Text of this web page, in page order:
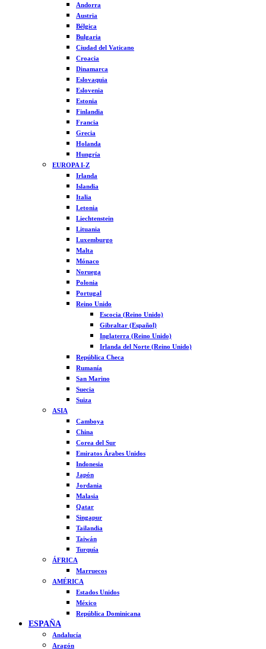
Andorra
Austria
Bélgica
Bulgaria
Ciudad del Vaticano
Croacia
Dinamarca
Eslovaquia
Eslovenia
Estonia
Finlandia
Francia
Grecia
Holanda
Hungría
EUROPA I-Z
Irlanda
Islandia
Italia
Letonia
Liechtenstein
Lituania
Luxemburgo
Malta
Mónaco
Noruega
Polonia
Portugal
Reino Unido
Escocia (Reino Unido)
Gibraltar (Español)
Inglaterra (Reino Unido)
Irlanda del Norte (Reino Unido)
República Checa
Rumanía
San Marino
Suecia
Suiza
ASIA
Camboya
China
Corea del Sur
Emiratos Árabes Unidos
Indonesia
Japón
Jordania
Malasia
Qatar
Singapur
Tailandia
Taiwán
Turquía
ÁFRICA
Marruecos
AMÉRICA
Estados Unidos
México
República Dominicana
ESPAÑA
Andalucía
Aragón